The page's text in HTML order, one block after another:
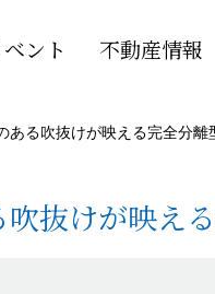
ント 不動産情報
ある吹抜けが映える完全分離
抜けが映え